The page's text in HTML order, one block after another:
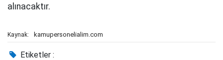
alınacaktır.
Kaynak: kamupersonelialim.com
Etiketler :